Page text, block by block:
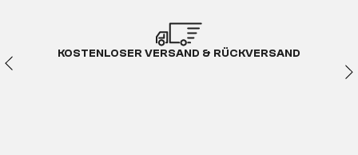
KOSTENLOSER VERSAND & RÜCKVERSAND